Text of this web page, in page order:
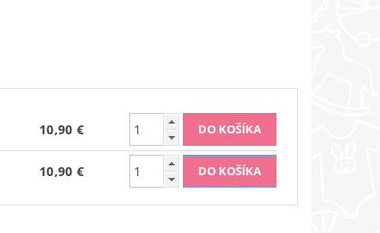
10,90 €
10,90 €